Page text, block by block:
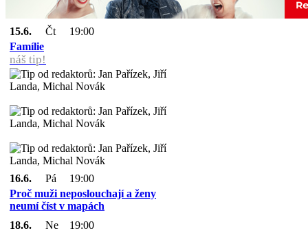
15.6. Čt
19:00
Famílie
náš tip!
16.6. Pá
19:00
Proč muži neposlouchají a ženy
neumí číst v mapách
18.6.
Ne
19:00